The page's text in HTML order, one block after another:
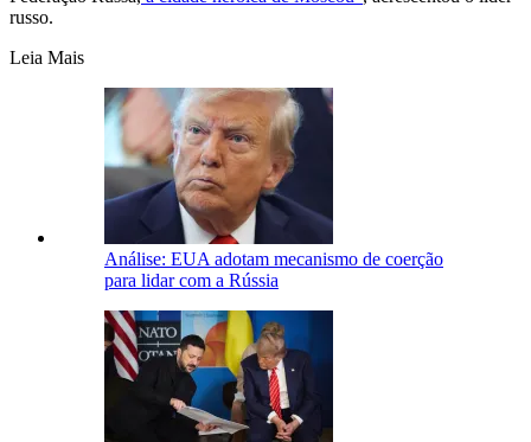
russo.
Leia Mais
Análise: EUA adotam mecanismo de coerção
para lidar com a Rússia